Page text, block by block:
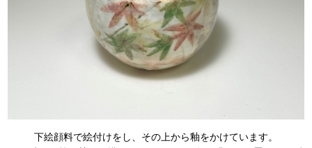
下絵顔料で絵付けをし、その上から釉をかけています。